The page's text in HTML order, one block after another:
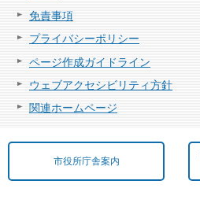
免責事項
プライバシーポリシー
ページ作成ガイドライン
ウェブアクセシビリティ方針
関連ホームページ
市役所庁舎案内